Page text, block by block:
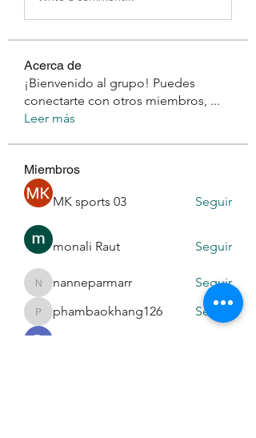
Acerca de
¡Bienvenido al grupo! Puedes
conectarte con otros miembros, ...
Leer más
Miembros
MK sports 03 Seguir
monali Raut Seguir
nanneparmarr
nanneparmarr Seguir
phambaokhang126
phambaokhang126 Seguir